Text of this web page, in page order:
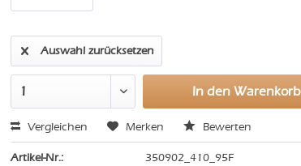
Auswahl zurücksetzen
In den Warenkorb
Vergleichen Merken Bewerten
Artikel-Nr.: 350902_410_95F